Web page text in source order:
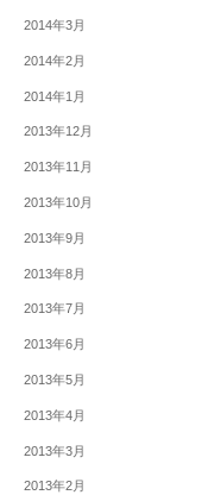
2014年3月
2014年2月
2014年1月
2013年12月
2013年11月
2013年10月
2013年9月
2013年8月
2013年7月
2013年6月
2013年5月
2013年4月
2013年3月
2013年2月